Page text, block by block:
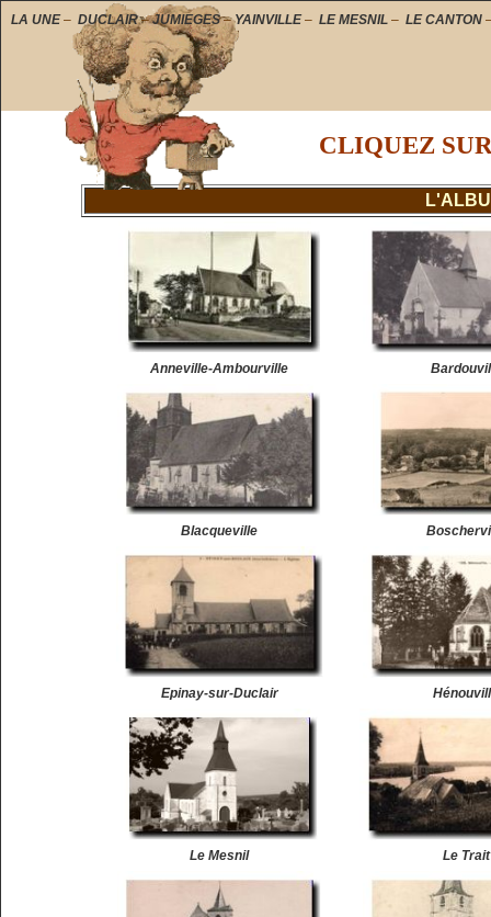
CLIQUEZ
Anneville-Ambourville
Blacqueville
Epinay-sur-Duclair
Le Mesnil Le Trait
LA UNE– DUCLAIR–JUMIEGES–YAINVILLE– LE MESNIL – LE CANTON